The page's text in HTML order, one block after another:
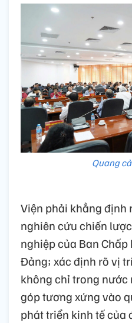
Quang
Viện phải khẳng định
nghiên cứu chiến
nghiệp của Ban
Đảng; xác định rõ vị
không chỉ trong nước
góp tương xứng vào
phát triển kinh tế của